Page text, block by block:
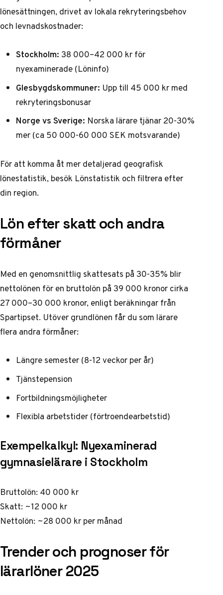
lönesättningen, drivet av lokala rekryteringsbehov
och levnadskostnader:
Stockholm:38 000–42 000 kr för
nyexaminerade (Löninfo)
Glesbygdskommuner: Upp till 45 000 kr med
rekryteringsbonusar
Norge vs Sverige: Norska lärare tjänar 20-30%
mer (ca 50 000-60 000 SEK motsvarande)
För att komma åt mer detaljerad geografisk
lönestatistik, besök Lönstatistik och filtrera efter
din region.
Lön efter skatt och andra
förmåner
Med en genomsnittlig skattesats på 30-35% blir
nettolönen för en bruttolön på 39 000 kronor cirka
27 000–30 000 kronor, enligt beräkningar från
Spartipset. Utöver grundlönen får du som lärare
flera andra förmåner:
Längre semester (8-12 veckor per år)
Tjänstepension
Fortbildningsmöjligheter
Flexibla arbetstider (förtroendearbetstid)
Exempelkalkyl: Nyexaminerad
gymnasielärare i Stockholm
Bruttolön: 40 000 kr
Skatt: ~12 000 kr
Nettolön: ~28 000 kr per månad
Trender och prognoser för
lärarlöner 2025